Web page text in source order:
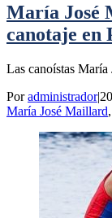
María José
canotaje en
Las canoístas
Poradministrador|
María José Maillard,